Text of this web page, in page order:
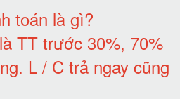
toán là gì?
TT trước 30%, 70%
L / C trả ngay cũng